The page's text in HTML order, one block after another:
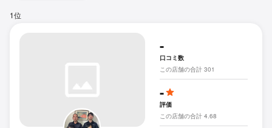
1位
-
口コミ数
この店舗の合計 301
-
評価
この店舗の合計 4.68